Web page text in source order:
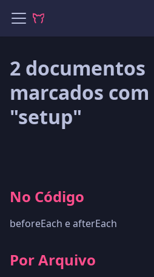
2 documentos
marcados com
"setup"
No Código
beforeEach e afterEach
Por Arquivo